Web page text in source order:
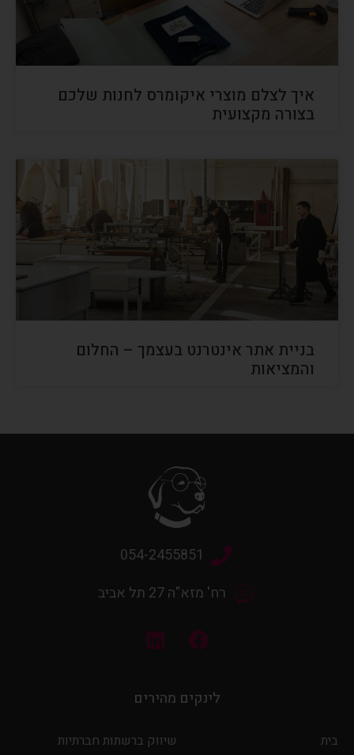
איך לצלם מוצרי איקומרס לחנות שלכם
בצורה מקצועית
בניית אתר אינטרנט בעצמך – החלום
והמציאות
054-2455851
רח' מזא"ה 27 תל אביב
לינקים מהירים
בית שיווק ברשתות חברתיות